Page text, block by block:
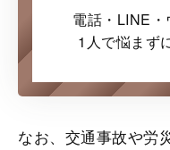
電話・LINE
1人で悩まず
なお、交通事故や労